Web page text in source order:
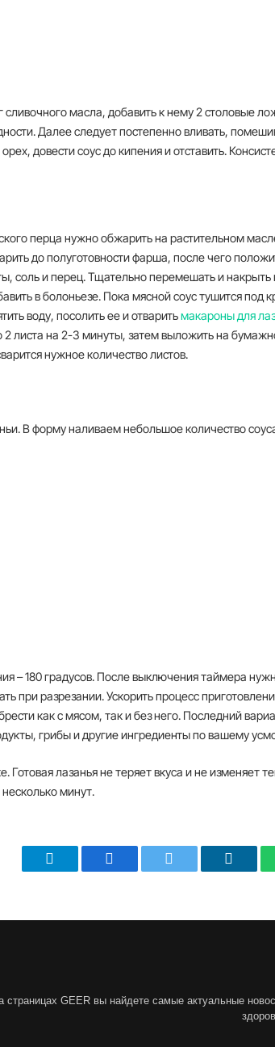
масла, добавить к нему 2 столовые
Далее следует постепенно вливать,
довести соус до кипения и отставить.
перца нужно обжарить на растительном
до полуготовности фарша, после чего
соль и перец. Тщательно перемешать и
в болоньезе. Пока мясной соус тушится под
воду, посолить ее и отваритьмакароны для
2 листа на 2-3 минуты, затем выложить на
нужное количество листов.
В форму наливаем небольшое количество
– 180 градусов. После выключения таймера
при разрезании. Ускорить процесс
как с мясом, так и без него. Последний
грибы и другие ингредиенты по вашему
лазанья не теряет вкуса и не изменяет
минут.
Telegram Facebook Twitter
страницах GEER вы найдете самые актуальные